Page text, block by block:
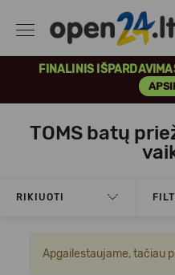
FINALINIS
TOMS batų
RIKIUOTI
Apgailestaujame, tačiau